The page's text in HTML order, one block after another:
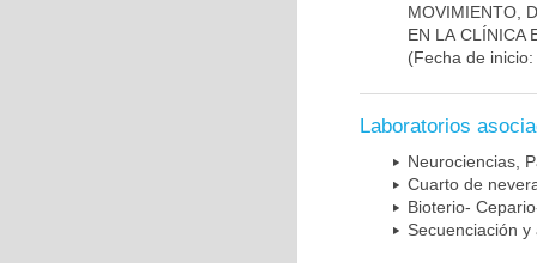
MOVIMIENTO,
EN LA CLÍNICA
(Fecha de
Laboratorios
Neurociencias,
Cuarto de
Bioterio-
Secuenciación